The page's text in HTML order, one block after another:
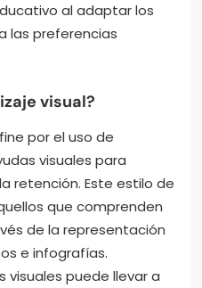
al adaptar los
las preferencias
visual?
por el uso de
visuales para
retención. Este estilo de
que comprenden
de la representación
e infografías.
puede llevar a